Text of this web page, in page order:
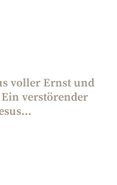
voller Ernst und
Ein verstörender